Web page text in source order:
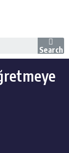
Search